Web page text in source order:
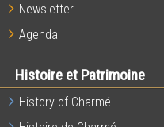
Newsletter
Agenda
Histoire et Patrimoine
History of Charmé